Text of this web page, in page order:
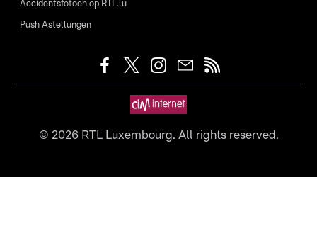
Accidentsfotoen op RTL.lu
Push Astellungen
© 2026RTL Luxembourg. All rights reserved.